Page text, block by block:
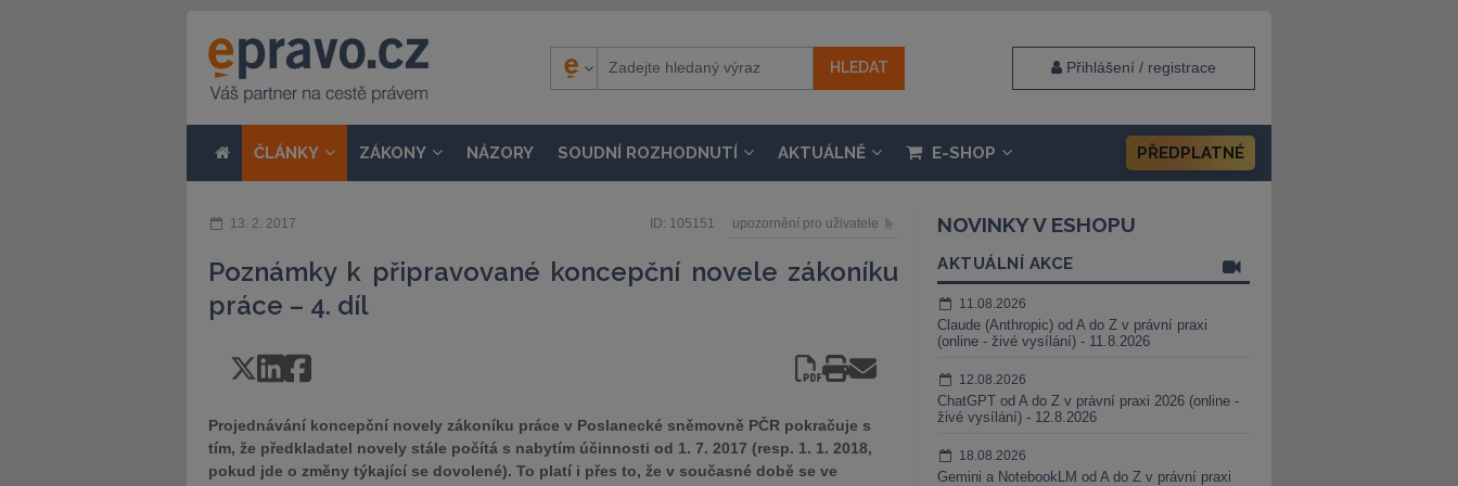
Přihlášení / registrace
ČLÁNKY ZÁKONY NÁZORY SOUDNÍ ROZHODNUTÍ AKTUÁLNĚ E-SHOP PŘEDPLATNÉ
13. 2. 2017 ID: 105151 upozornění pro uživatele
Poznámky k připravované koncepční novele zákoníku
práce – 4. díl
Projednávání koncepční novely zákoníku práce v Poslanecké sněmovně PČR pokračuje s
tím, že předkladatel novely stále počítá s nabytím účinnosti od 1. 7. 2017 (resp. 1. 1. 2018,
pokud jde o změny týkající se dovolené). To platí i přes to, že v současné době se ve
NOVINKY V ESHOPU
AKTUÁLNÍ AKCE
11.08.2026
Claude (Anthropic) od A do Z v právní praxi
(online - živé vysílání) - 11.8.2026
12.08.2026
ChatGPT od A do Z v právní praxi 2026 (online -
živé vysílání) - 12.8.2026
18.08.2026
Gemini a NotebookLM od A do Z v právní praxi